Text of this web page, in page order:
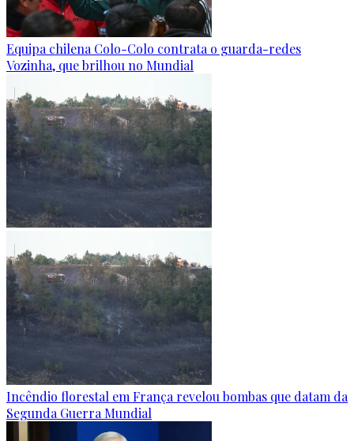
Equipa chilena Colo-Colo contrata o guarda-redes
Vozinha, que brilhou no Mundial
Incêndio florestal em França revelou bombas que datam da
Segunda Guerra Mundial